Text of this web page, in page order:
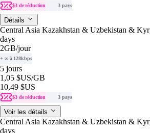
$3 de réduction 3 pays
Détails
Central Asia Kazakhstan & Uzbekistan &
days
2GB/jour
+ ∞ à 128kbps
5 jours
1,05 $US/GB
10,49 $US
$3 de réduction 3 pays
Voir les détails
Central Asia Kazakhstan & Uzbekistan &
days